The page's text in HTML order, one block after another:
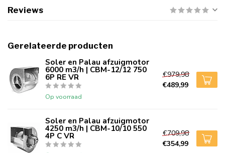
Reviews
Gerelateerde producten
Soler en Palau afzuigmotor
6000 m3/h | CBM-12/12 750
6P RE VR
Op voorraad
€979,98
€489,99
Soler en Palau afzuigmotor
4250 m3/h | CBM-10/10 550
4P C VR
€709,98
€354,99